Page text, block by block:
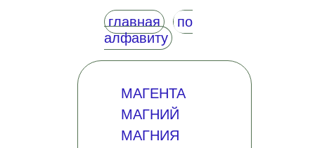
главная
по
алфавиту
МАГЕНТА
МАГНИЙ
МАГНИЯ